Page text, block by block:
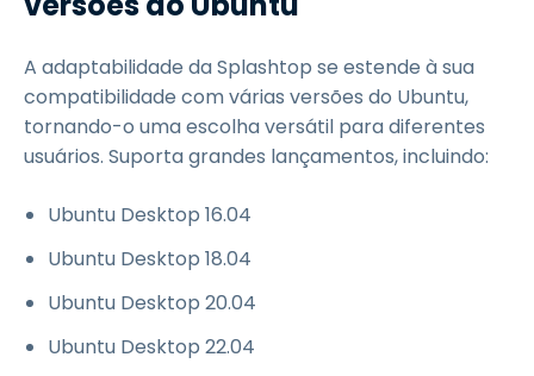
A adaptabilidade da Splashtop se estende à sua
compatibilidade com várias versões do Ubuntu,
tornando-o uma escolha versátil para diferentes
usuários. Suporta grandes lançamentos, incluindo:
Ubuntu Desktop 16.04
Ubuntu Desktop 18.04
Ubuntu Desktop 20.04
Ubuntu Desktop 22.04